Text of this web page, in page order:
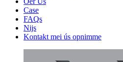
Case
FAQs
Nijs
Kontakt mei ús opnimme